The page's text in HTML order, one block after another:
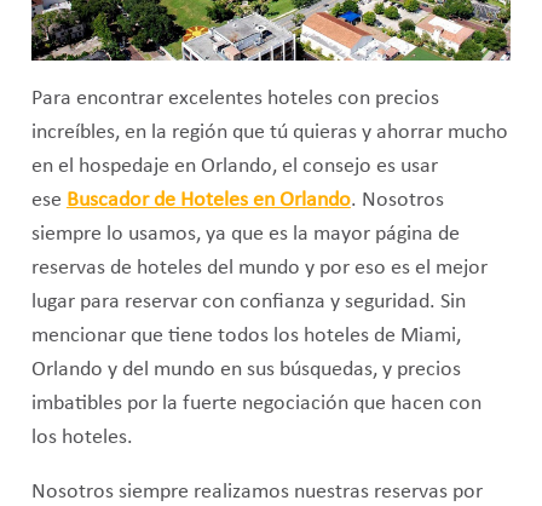
Para encontrar excelentes hoteles con precios
increíbles, en la región que tú quieras y ahorrar mucho
en el hospedaje en Orlando, el consejo es usar
ese Buscador de Hoteles en Orlando. Nosotros
siempre lo usamos, ya que es la mayor página de
reservas de hoteles del mundo y por eso es el mejor
lugar para reservar con confianza y seguridad. Sin
mencionar que tiene todos los hoteles de Miami,
Orlando y del mundo en sus búsquedas, y precios
imbatibles por la fuerte negociación que hacen con
los hoteles.
Nosotros siempre realizamos nuestras reservas por